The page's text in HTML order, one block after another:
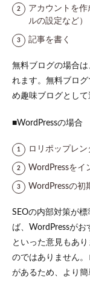
アカウントを
ルの設定など）
記事を書く
無料ブログの場合
れます。無料ブロ
め趣味ブログとして
■WordPressの場合
ロリポップレ
WordPressをイ
WordPressの初
SEOの内部対策が
ば、WordPressが
といった意見もあ
のではありません
があるため、より簡